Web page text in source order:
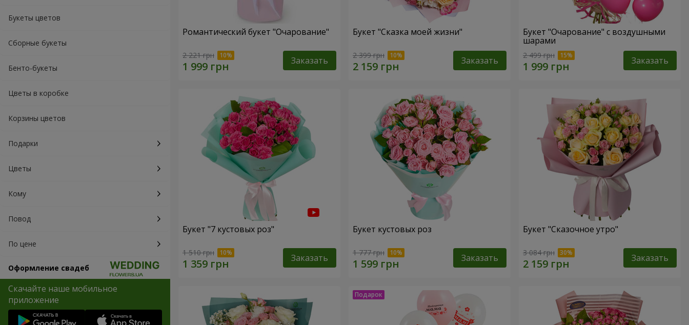
Букеты цветов
Сборные букеты
Бенто-букеты
Цветы в коробке
Корзины цветов
Подарки
Цветы
Кому
Повод
По цене
Оформление свадеб
Скачайте наше мобильное
приложение
Романтический букет "Очарование"
2 221 грн Заказать
Букет "Сказка моей жизни"
2 399 грн Заказать
Букет "Очарование" с воздушными
шарами
2 499 грн Заказать
Букет "7 кустовых роз"
1 510 грн Заказать
Букет кустовых роз
1 777 грн Заказать
Букет "Сказочное утро"
3 084 грн Заказать